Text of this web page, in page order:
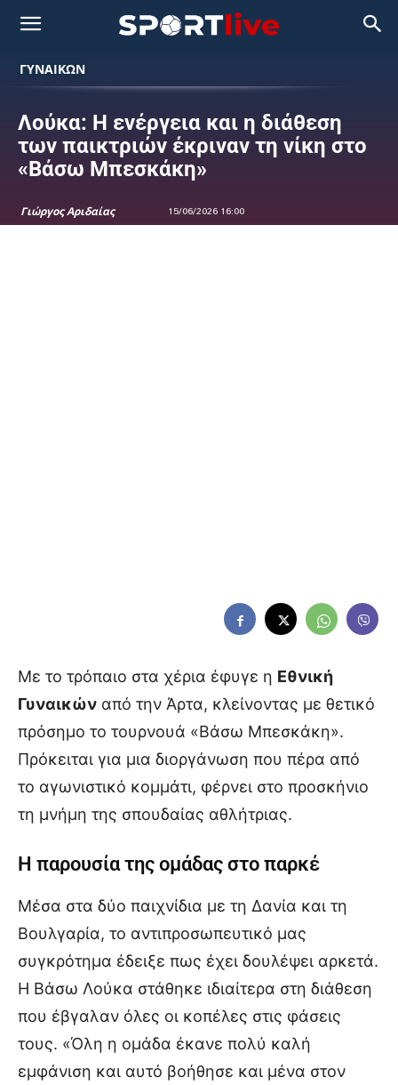
ΓΥΝΑΙΚΩΝ
Λούκα: Η ενέργεια και η διάθεση
των παικτριών έκριναν τη νίκη στο
«Βάσω Μπεσκάκη»
Γιώργος Αριδαίας 15/06/2026 16:00
Με το τρόπαιο στα χέρια έφυγε η Εθνική
Γυναικών από την Άρτα, κλείνοντας με θετικό
πρόσημο το τουρνουά «Βάσω Μπεσκάκη».
Πρόκειται για μια διοργάνωση που πέρα από
το αγωνιστικό κομμάτι, φέρνει στο προσκήνιο
τη μνήμη της σπουδαίας αθλήτριας.
Η παρουσία της ομάδας στο παρκέ
Μέσα στα δύο παιχνίδια με τη Δανία και τη
Βουλγαρία, το αντιπροσωπευτικό μας
συγκρότημα έδειξε πως έχει δουλέψει αρκετά.
Η Βάσω Λούκα στάθηκε ιδιαίτερα στη διάθεση
που έβγαλαν όλες οι κοπέλες στις φάσεις
τους. «Όλη η ομάδα έκανε πολύ καλή
εμφάνιση και αυτό βοήθησε και μένα στον